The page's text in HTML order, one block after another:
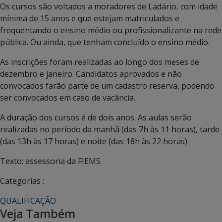
Os cursos são voltados a moradores de Ladário, com idade
mínima de 15 anos e que estejam matriculados e
frequentando o ensino médio ou profissionalizante na rede
pública. Ou ainda, que tenham concluído o ensino médio.
As inscrições foram realizadas ao longo dos meses de
dezembro e janeiro. Candidatos aprovados e não
convocados farão parte de um cadastro reserva, podendo
ser convocados em caso de vacância.
A duração dos cursos é de dois anos. As aulas serão
realizadas no período da manhã (das 7h às 11 horas), tarde
(das 13h às 17 horas) e noite (das 18h às 22 horas).
Texto: assessoria da FIEMS
Categorias :
QUALIFICAÇÃO
Veja Também